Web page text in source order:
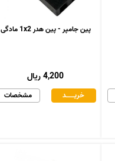
پین جامپر - پین هدر 1x2 مادگی
4,200 ریال
مشخصات خریـــــــد